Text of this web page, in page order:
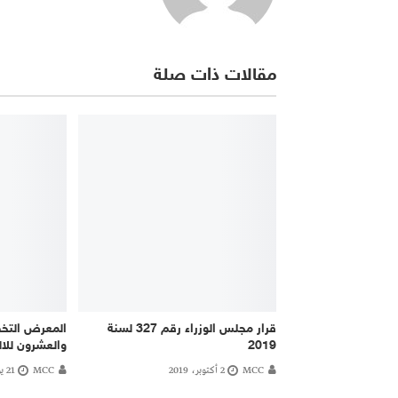
مقالات ذات صلة
قرار مجلس الوزراء رقم 327 لسنة
2019
MCC 2 أكتوبر، 2019
المعرض
والعشرون
MCC 21 يوليو، 2020